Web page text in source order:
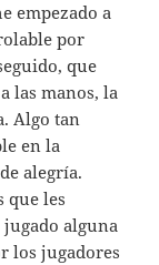
empezado a
por
que
las manos, la
Algo tan
en la
alegría.
que les
alguna
los jugadores